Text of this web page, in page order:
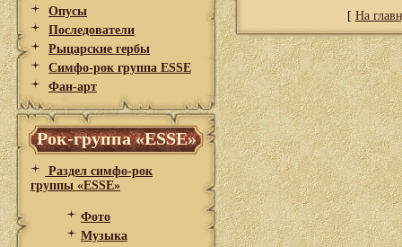
Опусы
Последователи
Рыцарские гербы
Симфо-рок группа ESSE
Фан-арт
Рок-группа «ESSE»
Раздел симфо-рок
группы «ESSE»
Фото
Музыка
[ На